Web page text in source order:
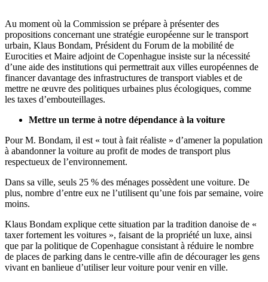
Au moment où la Commission se prépare à présenter des
propositions concernant une stratégie européenne sur le transport
urbain, Klaus Bondam, Président du Forum de la mobilité de
Eurocities et Maire adjoint de Copenhague insiste sur la nécessité
d’une aide des institutions qui permettrait aux villes européennes de
financer davantage des infrastructures de transport viables et de
mettre ne œuvre des politiques urbaines plus écologiques, comme
les taxes d’embouteillages.
Mettre un terme à notre dépendance à la voiture
Pour M. Bondam, il est « tout à fait réaliste » d’amener la population
à abandonner la voiture au profit de modes de transport plus
respectueux de l’environnement.
Dans sa ville, seuls 25 % des ménages possèdent une voiture. De
plus, nombre d’entre eux ne l’utilisent qu’une fois par semaine, voire
moins.
Klaus Bondam explique cette situation par la tradition danoise de «
taxer fortement les voitures », faisant de la propriété un luxe, ainsi
que par la politique de Copenhague consistant à réduire le nombre
de places de parking dans le centre-ville afin de décourager les gens
vivant en banlieue d’utiliser leur voiture pour venir en ville.